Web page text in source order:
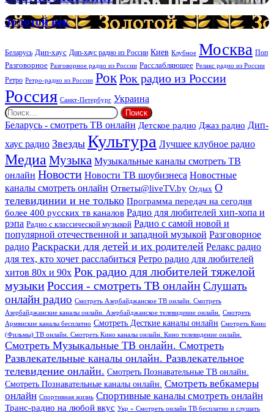
DEEP
Золотой
век
Золотой век
Беларусь Дип-хаус Дип-хаус радио из России Киев Клубное Москва Поп
Разговорное Разговорное радио из России Расслабляющее Релакс радио из России
Ретро Ретро-радио из России РокРок радио из России
Россия Санкт-Петербург Украина
Найти:
Беларусь - смотреть ТВ онлайн Детское радио Джаз радио Дип-
хаус радио Звезды Культура Лучшее клубное радио
Медиа Музыка Музыкальные каналы смотреть ТВ
онлайн Новости Новости ТВ шоубизнеса Новостные
каналы смотреть онлайн Ответы@liveTV.by Отдых О
телевидинии и не только Программа передач на сегодня
более 400 русских тв каналов Радио для любителей хип-хопа и
рэпа Радио с классической музыкой Радио с самой новой и
популярной отечественной и западной музыкой Разговорное
радио Раскраски для детей и их родителей Релакс радио
для тех, кто хочет расслабиться Ретро радио для любителей
хитов 80х и 90х Рок радио для любителей тяжелой
музыкиРоссия - смотреть ТВ онлайнСлушать
онлайн радио Смотреть Азербайджанское ТВ онлайн. Смотреть
Азербайджанские каналы онлайн. Азербайджанское телевидение онлайн.
Смотреть
Армянские каналы бесплатно Смотреть Десткие каналы онлайн Смотреть Кино
(Фильмы) ТВ онлайн. Смотреть Кино каналы онлайн. Кино телевидение онлайн.
Смотреть Музыкальные ТВ онлайн. Смотреть
Развлекательные каналы онлайн. Развлекательное
телевидение онлайн. Смотреть Познавательные ТВ онлайн.
Смотреть Познавательные каналы онлайн. Смотреть вебкамеры
онлайн Спортивная жизнь Спортивные каналы смотреть онлайн
Транс-радио на любой вкус Укр » Смотреть онлайн ТВ бесплатно и слушать